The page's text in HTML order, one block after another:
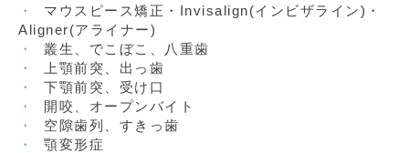
マウスピース矯正・Invisalign(インビザライン)・
Aligner(アライナー)
叢生、でこぼこ、八重歯
上顎前突、出っ歯
下顎前突、受け口
開咬、オープンバイト
空隙歯列、すきっ歯
顎変形症